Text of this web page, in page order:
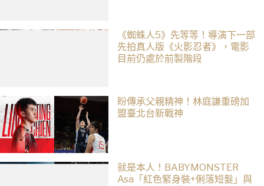
《蜘蛛人5》先等等！導演下一部
先拍真人版《火影忍者》，電影
目前仍處於前製階段
盼傳承父親精神！林庭謙重磅加
盟臺北台新戰神
就是本人！BABYMONSTER
Asa「紅色緊身裝+俐落短髮」與